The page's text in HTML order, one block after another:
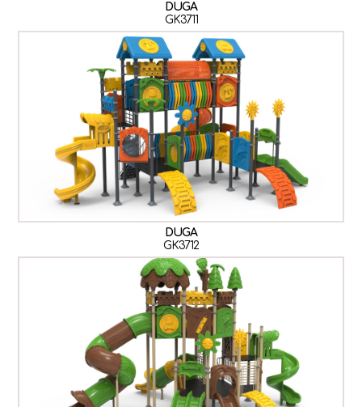
DUGA
GK3711
DUGA
GK3712